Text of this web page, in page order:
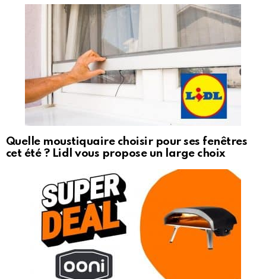
Quelle moustiquaire choisir pour ses fenêtres
cet été ? Lidl vous propose un large choix